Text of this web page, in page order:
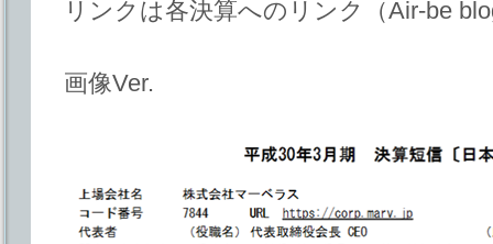
リンクは各決算へのリンク（Air-be
画像Ver.